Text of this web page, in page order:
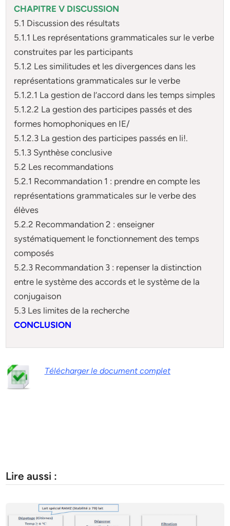
CHAPITRE V DISCUSSION
5.1 Discussion des résultats
5.1.1 Les représentations grammaticales sur le verbe
construites par les participants
5.1.2 Les similitudes et les divergences dans les
représentations grammaticales sur le verbe
5.1.2.1 La gestion de l’accord dans les temps simples
5.1.2.2 La gestion des participes passés et des
formes homophoniques en IE/
5.1.2.3 La gestion des participes passés en li!.
5.1.3 Synthèse conclusive
5.2 Les recommandations
5.2.1 Recommandation 1 : prendre en compte les
représentations grammaticales sur le verbe des
élèves
5.2.2 Recommandation 2 : enseigner
systématiquement le fonctionnement des temps
composés
5.2.3 Recommandation 3 : repenser la distinction
entre le système des accords et le système de la
conjugaison
5.3 Les limites de la recherche
CONCLUSION
Télécharger le document complet
Lire aussi :